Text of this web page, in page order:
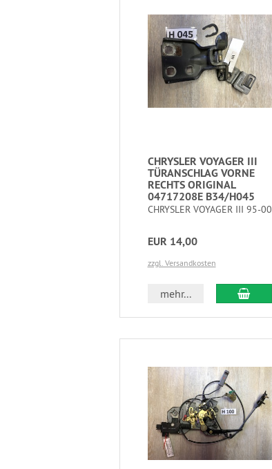
CHRYSLER VOYAGER III
TÜRANSCHLAG VORNE
RECHTS ORIGINAL
04717208E B34/H045
CHRYSLER VOYAGER III 95-00
EUR 14,00
zzgl. Versandkosten
mehr...